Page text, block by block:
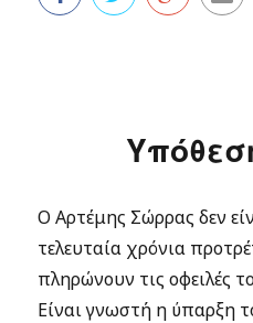
Ο Αρτέμης Σώρρας δεν
τελευταία χρόνια
πληρώνουν τις οφειλές
Είναι γνωστή η ύπαρξη